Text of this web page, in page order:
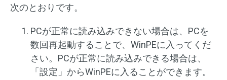
次のとおりです。
PCが正常に読み込みできない場合は、PCを
数回再起動することで、WinPEに入ってくだ
さい。PCが正常に読み込みできる場合は、
「設定」からWinPEに入ることができます。